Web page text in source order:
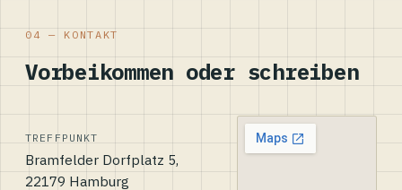
04 — KONTAKT
Vorbeikommen oder schreiben
TREFFPUNKT
Bramfelder Dorfplatz 5,
22179 Hamburg